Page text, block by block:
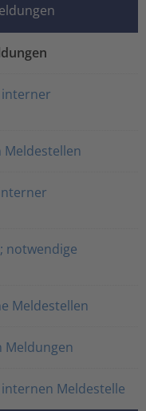
interner
Meldestellen
notwendige
Meldestellen
Meldungen
Meldestelle